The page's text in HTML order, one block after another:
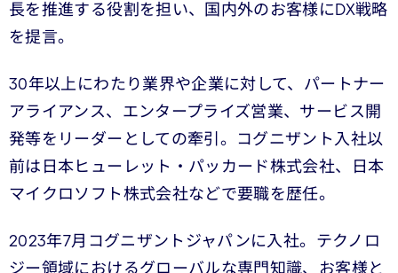
長を推進する役割を担い、国内外のお客様にDX戦略
を提言。
30年以上にわたり業界や企業に対して、パートナー
アライアンス、エンタープライズ営業、サービス開
発等をリーダーとしての牽引。コグニザント入社以
前は日本ヒューレット・パッカード株式会社、日本
マイクロソフト株式会社などで要職を歴任。
2023年7月コグニザントジャパンに入社。テクノロ
ジー領域におけるグローバルな専門知識、お客様と